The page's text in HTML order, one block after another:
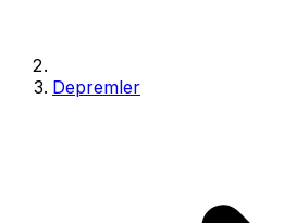
Depremler